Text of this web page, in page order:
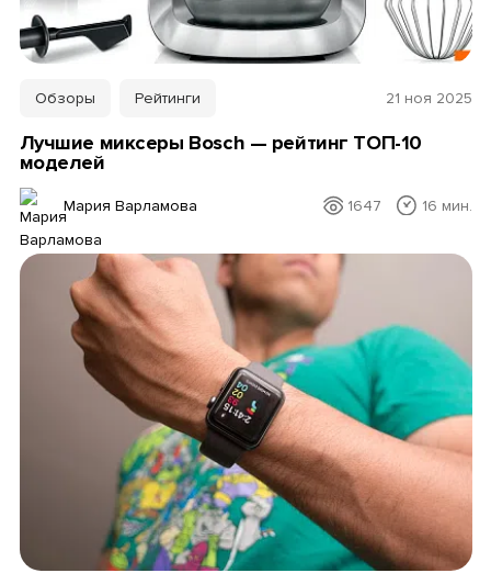
Обзоры Рейтинги 21 ноя 2025
Лучшие миксеры Bosch — рейтинг ТОП-10
моделей
Мария Варламова 1647 16 мин.